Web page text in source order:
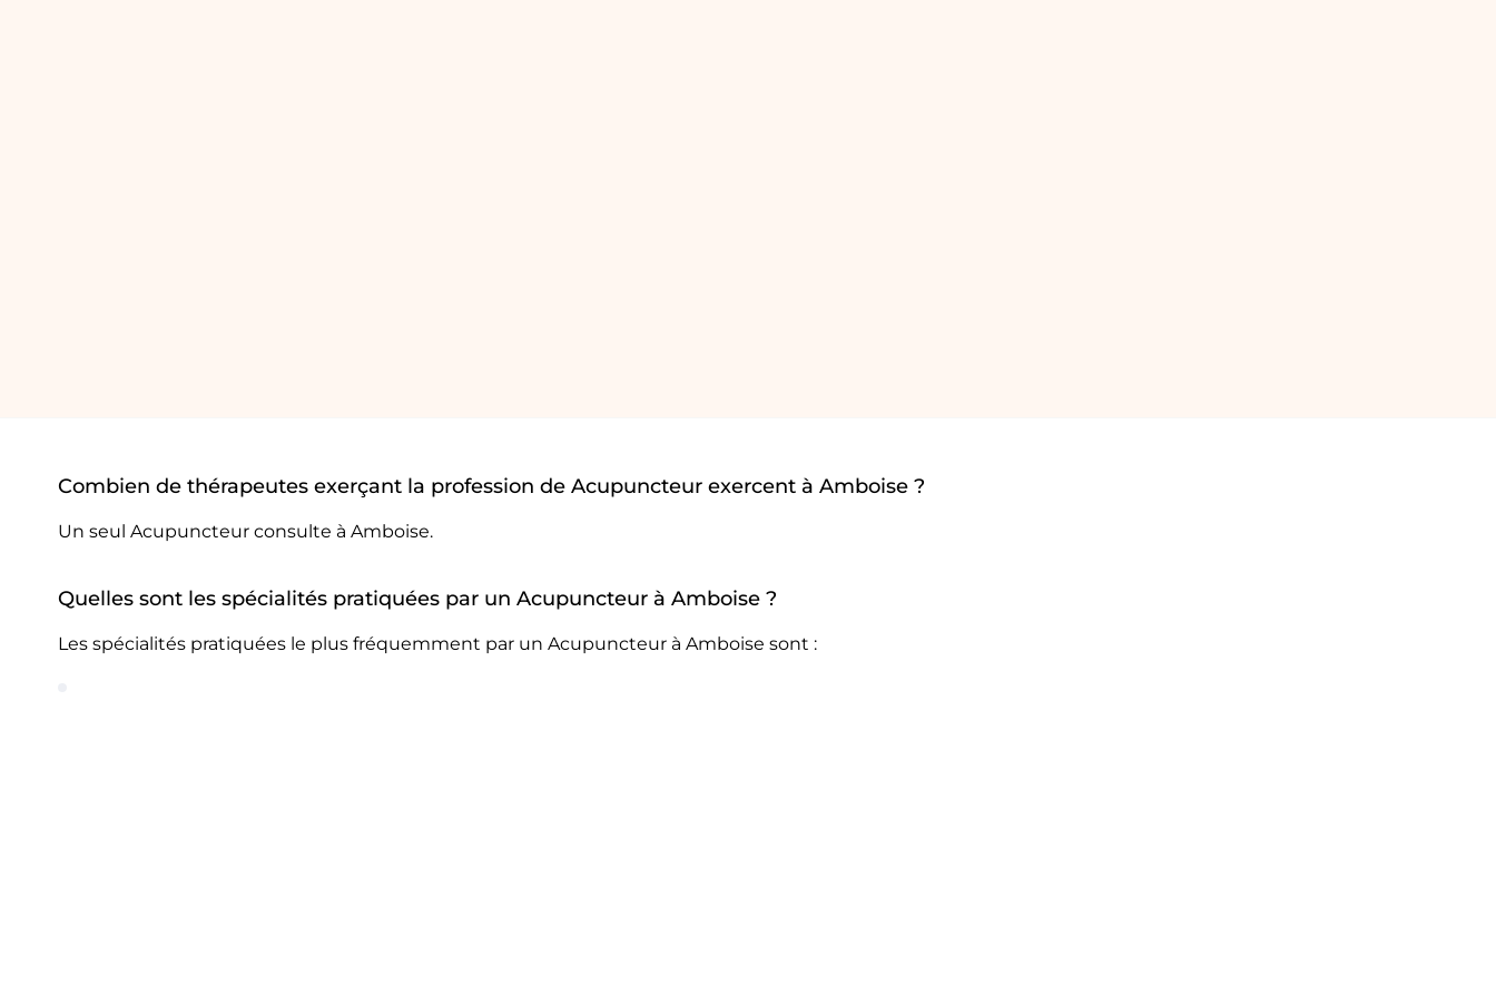
Combien de thérapeutes exerçant la profession de Acupuncteur exercent à Amboise ?
Un seul Acupuncteur consulte à Amboise.
Quelles sont les spécialités pratiquées par un Acupuncteur à Amboise ?
Les spécialités pratiquées le plus fréquemment par un Acupuncteur à Amboise sont :